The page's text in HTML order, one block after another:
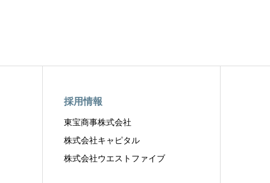
採用情報
東宝商事株式会社
株式会社キャピタル
株式会社ウエストファイブ